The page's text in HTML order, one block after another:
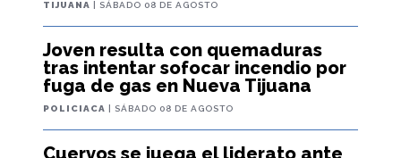
TIJUANA | SÁBADO 08 DE AGOSTO
Joven resulta con quemaduras
tras intentar sofocar incendio por
fuga de gas en Nueva Tijuana
POLICIACA | SÁBADO 08 DE AGOSTO
Cuervos se juega el liderato ante